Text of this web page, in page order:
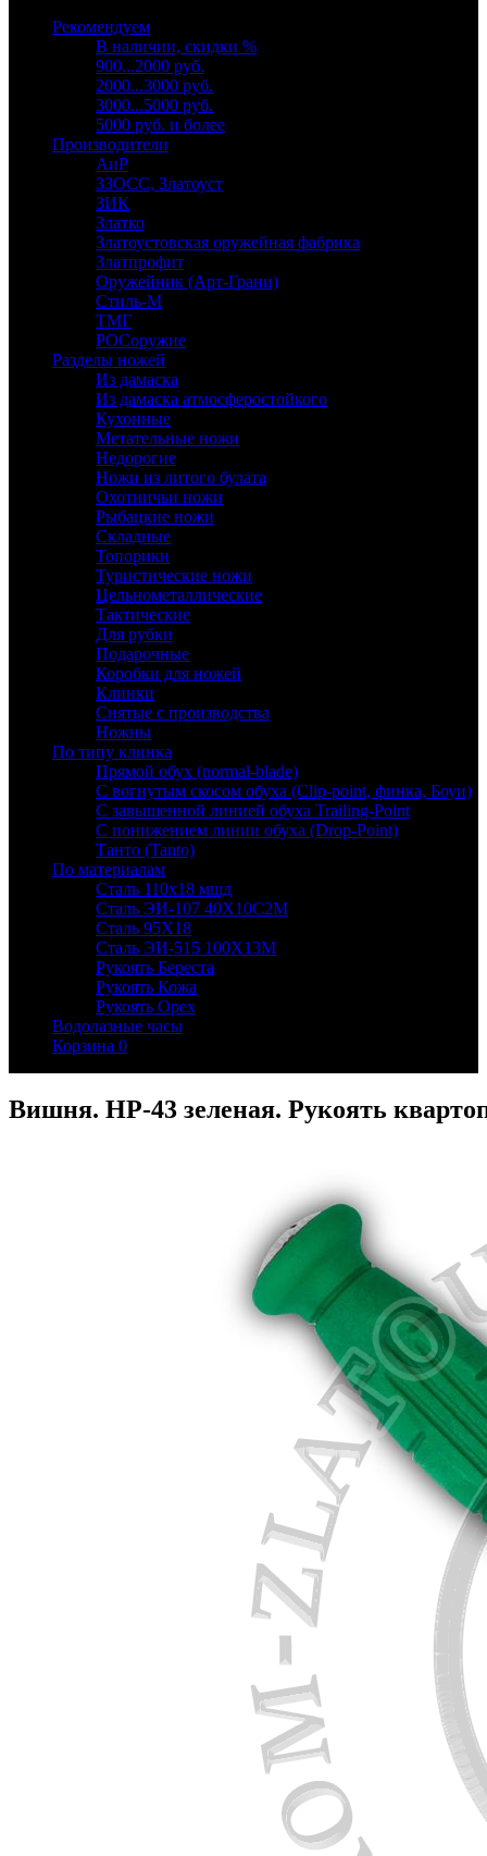
Рекомендуем
В наличии, скидки %
900...2000 руб.
2000...3000 руб.
3000...5000 руб.
5000 руб. и более
Производители
АиР
ЗЗОСС, Златоуст
ЗИК
Златко
Златоустовская оружейная фабрика
Златпрофит
Оружейник (Арт-Грани)
Стиль-М
ТМГ
РОСоружие
Разделы ножей
Из дамаска
Из дамаска атмосферостойкого
Кухонные
Метательные ножи
Недорогие
Ножи из литого булата
Охотничьи ножи
Рыбацкие ножи
Складные
Топорики
Туристические ножи
Цельнометаллические
Тактические
Для рубки
Подарочные
Коробки для ножей
Клинки
Снятые с производства
Ножны
По типу клинка
Прямой обух (normal-blade)
С вогнутым скосом обуха (Clip-point, финка, Боуи)
С завышенной линией обуха Trailing-Point
С понижением линии обуха (Drop-Point)
Танто (Tanto)
По материалам
Сталь 110х18 мшд
Сталь ЭИ-107 40Х10С2М
Сталь 95Х18
Сталь ЭИ-515 100Х13М
Рукоять Береста
Рукоять Кожа
Рукоять Орех
Водолазные часы
Корзина 0
Вишня. НР-43 зеленая. Рукоять